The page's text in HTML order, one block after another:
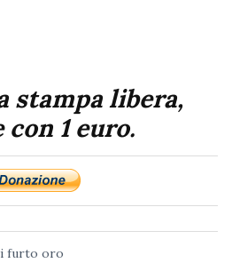
stampa libera,
con 1 euro.
furto oro